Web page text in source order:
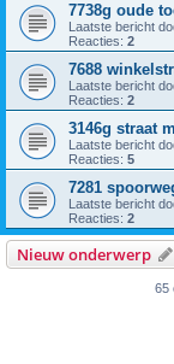
7738g oude
Laatste bericht
Reacties: 2
7688
Laatste bericht
Reacties: 2
3146g straat
Laatste bericht
Reacties: 5
7281
Laatste bericht
Reacties: 2
Nieuw onderwerp
65